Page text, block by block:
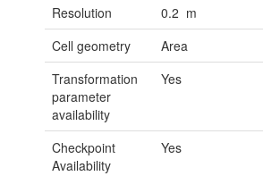
Resolution
0.2 m
Cell geometry
Area
Transformation
parameter
availability
Yes
Checkpoint
Availability
Yes